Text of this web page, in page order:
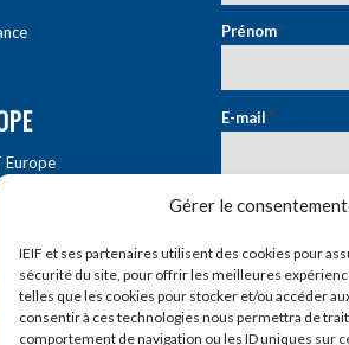
Gérer le
IEIF et ses partenaires utilisent des cookies pour
sécurité du site, pour offrir les meilleures
telles que les cookies pour stocker et/ou accéder
consentir à ces technologies nous permettra de
comportement de navigation ou les ID uniques sur
Europe
France
Prénom*
E-mail*